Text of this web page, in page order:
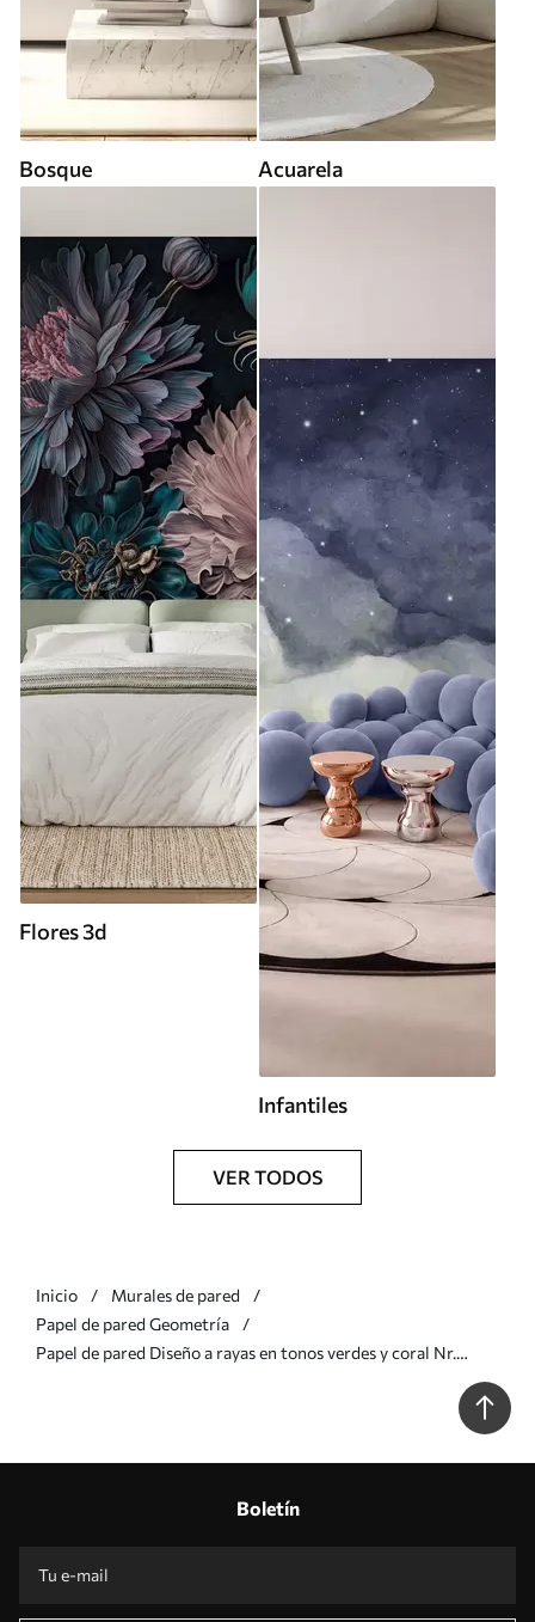
Bosque Acuarela
Flores 3d
Infantiles
VER TODOS
Inicio
Murales de pared
Papel de pared Geometría
Papel de pared Diseño a rayas en tonos verdes y coral Nr.
Boletín